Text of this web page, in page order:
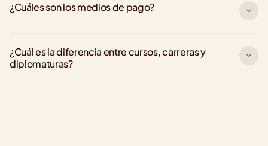
¿Cuáles son los medios de pago?
¿Cuál es la diferencia entre cursos, carreras y
diplomaturas?